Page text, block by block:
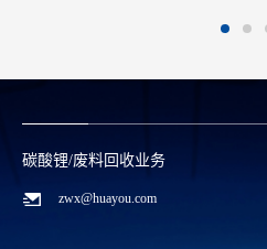
碳酸锂/废料回收业务
zwx@huayou.com